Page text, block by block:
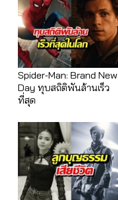
Spider-Man: Brand New
Day ทุบสถิติพันล้านเร็ว
ที่สุด